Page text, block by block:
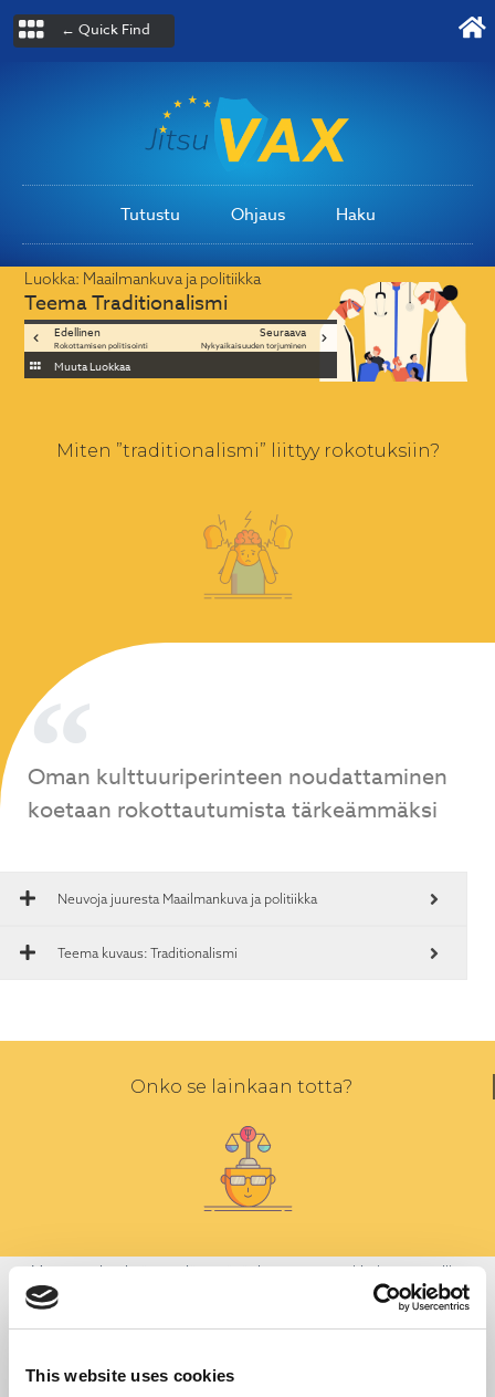
This website uses cookies
← Quick Find
Tutustu Ohjaus Haku
Luokka: Maailmankuva ja politiikka
TeemaTraditionalismi
Edellinen
Rokottamisen politisointi
Seuraava
Nykyaikaisuuden torjuminen
Muuta Luokkaa
Miten ”traditionalismi” liittyy rokotuksiin?
Oman kulttuuriperinteen noudattaminen
koetaan rokottautumista tärkeämmäksi
Neuvoja juuresta Maailmankuva ja politiikka
Teema kuvaus: Traditionalismi
Onko se lainkaan totta?
Monet perinteistämme jäsentävät ja antavat merkityksen monille
teoillemme ja identiteeteillemme ja ovat siten osa meitä. Ihmisillä on
oikeus siihen, että terveydenhuollon ammattilaiset ottavat huomioon
heidän kulttuuritaustastaan.